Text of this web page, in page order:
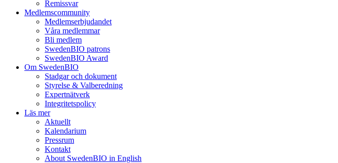
Remissvar
Medlemscommunity
Medlemserbjudandet
Våra medlemmar
Bli medlem
SwedenBIO patrons
SwedenBIO Award
Om SwedenBIO
Stadgar och dokument
Styrelse & Valberedning
Expertnätverk
Integritetspolicy
Läs mer
Aktuellt
Kalendarium
Pressrum
Kontakt
About SwedenBIO in English